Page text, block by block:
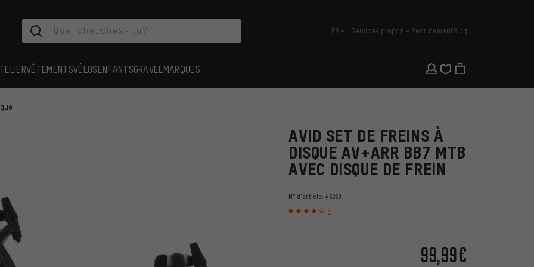
français
FR ServiceÀ propos RecrutementBlog
VÊTEMENTSVÉLOSENFANTSGRAVEL MARQUES
AVID SET DE FREINS À
DISQUE AV+ARR BB7 MTB
AVEC DISQUE DE FREIN
N° d'article: 46269
5
99,99€